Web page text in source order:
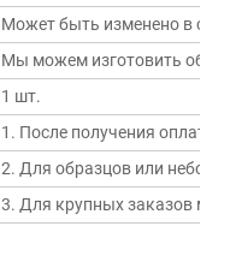
Может быть изменено в
Мы можем изготовить
1 шт.
1. После получения оплаты
2. Для образцов или
3. Для крупных заказов мы